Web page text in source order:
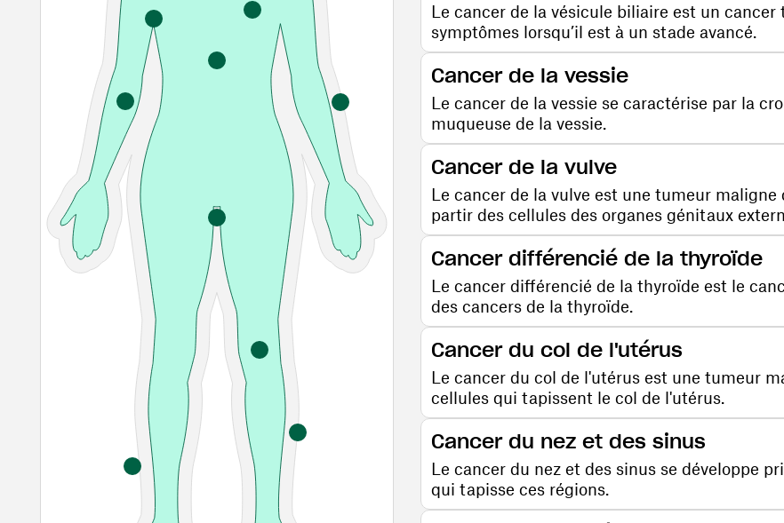
Le cancer de la vésicule biliaire est un
symptômes lorsqu’il est à un stade avancé.
Comprendre la maladie
Cancer de la vessie
Le cancer de la vessie se caractérise par la
muqueuse de la vessie.
Comprendre la maladie
Cancer de la vulve
Le cancer de la vulve est une tumeur
partir des cellules des organes génitaux
Comprendre la maladie
Cancer différencié de la thyroïde
Le cancer différencié de la thyroïde est le
des cancers de la thyroïde.
Comprendre la maladie
Cancer du col de l'utérus
Le cancer du col de l'utérus est une tumeur
cellules qui tapissent le col de l'utérus.
Comprendre la maladie
Cancer du nez et des sinus
Le cancer du nez et des sinus se développe
qui tapisse ces régions.
Comprendre la maladie